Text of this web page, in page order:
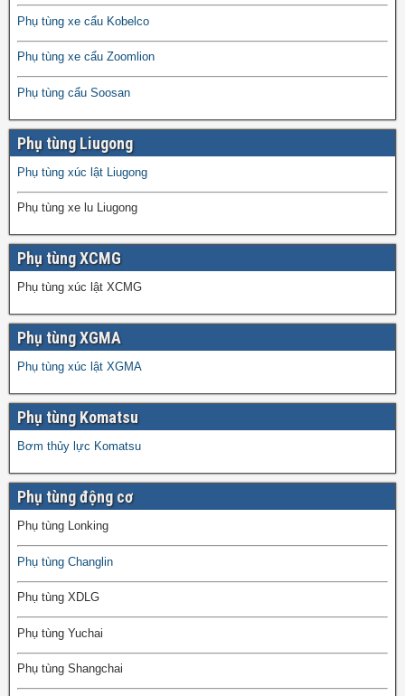
Phụ tùng xe cẩu Kobelco
Phụ tùng xe cẩu Zoomlion
Phụ tùng cẩu Soosan
Phụ tùng Liugong
Phụ tùng xúc lật Liugong
Phụ tùng xe lu Liugong
Phụ tùng XCMG
Phụ tùng xúc lật XCMG
Phụ tùng XGMA
Phụ tùng xúc lật XGMA
Phụ tùng Komatsu
Bơm thủy lực Komatsu
Phụ tùng động cơ
Phụ tùng Lonking
Phụ tùng Changlin
Phụ tùng XDLG
Phụ tùng Yuchai
Phụ tùng Shangchai